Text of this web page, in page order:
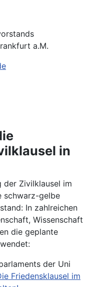
a.M.
in
der Zivilklausel im
schwarz-gelbe
In zahlreichen
Wissenschaft
die geplante
der Uni
Friedensklausel im